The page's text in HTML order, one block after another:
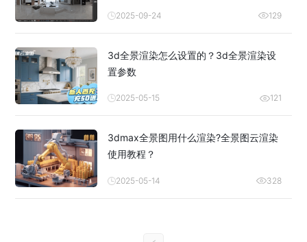
2025-09-24 129
3d全景渲染怎么设置的？3d全景渲染设
置参数
2025-05-15 121
3dmax全景图用什么渲染?全景图云渲染
使用教程？
2025-05-14 328